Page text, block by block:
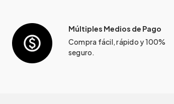
Múltiples Medios de Pago
Compra fácil, rápido y 100%
seguro.